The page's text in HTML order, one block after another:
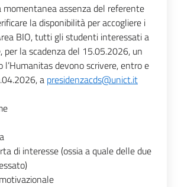
momentanea assenza del referente
la disponibilità per accogliere i
BIO, tutti gli studenti interessati a
per la scadenza del 15.05.2026, un
l’Humanitas devono scrivere, entro e
a presidenzacds@unict.it
di interesse (ossia a quale delle due